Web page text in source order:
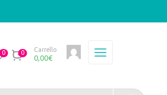
0 0 Carrello
0,00€